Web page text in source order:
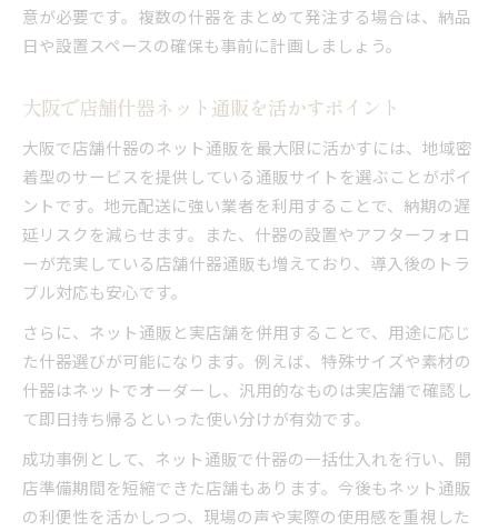
意が必要です。複数の什器をまとめて発注する場合は、納品
日や設置スペースの確保も事前に計画しましょう。
大阪で店舗什器ネット通販を活かすポイント
大阪で店舗什器のネット通販を最大限に活かすには、地域密
着型のサービスを提供している通販サイトを選ぶことがポイ
ントです。地元配送に強い業者を利用することで、納期の遅
延リスクを減らせます。また、什器の設置やアフターフォロ
ーが充実している店舗什器通販も増えており、導入後のトラ
ブル対応も安心です。
さらに、ネット通販と実店舗を併用することで、用途に応じ
た什器選びが可能になります。例えば、特殊サイズや素材の
什器はネットでオーダーし、汎用的なものは実店舗で確認し
て即日持ち帰るといった使い分けが有効です。
成功事例として、ネット通販で什器の一括仕入れを行い、開
店準備期間を短縮できた店舗もあります。今後もネット通販
の利便性を活かしつつ、現場の声や実際の使用感を重視した